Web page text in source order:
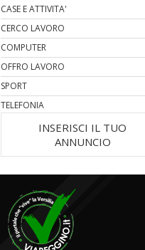
CASE E ATTIVITA'
CERCO LAVORO
COMPUTER
OFFRO LAVORO
SPORT
TELEFONIA
INSERISCI IL TUO
ANNUNCIO